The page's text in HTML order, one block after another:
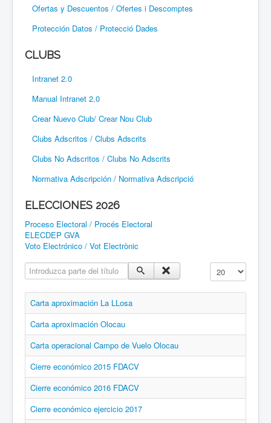
Ofertas y Descuentos / Ofertes i Descomptes
Protección Datos / Protecció Dades
CLUBS
Intranet 2.0
Manual Intranet 2.0
Crear Nuevo Club/ Crear Nou Club
Clubs Adscritos / Clubs Adscrits
Clubs No Adscritos / Clubs No Adscrits
Normativa Adscripción / Normativa Adscripció
ELECCIONES 2026
Proceso Electoral / Procés Electoral
ELECDEP GVA
Voto Electrónico / Vot Electrònic
Introduzca parte del título
Cantidad a
Carta aproximación La LLosa
Carta aproximación Olocau
Carta operacional Campo de Vuelo Olocau
Cierre económico 2015 FDACV
Cierre económico 2016 FDACV
Cierre económico ejercicio 2017